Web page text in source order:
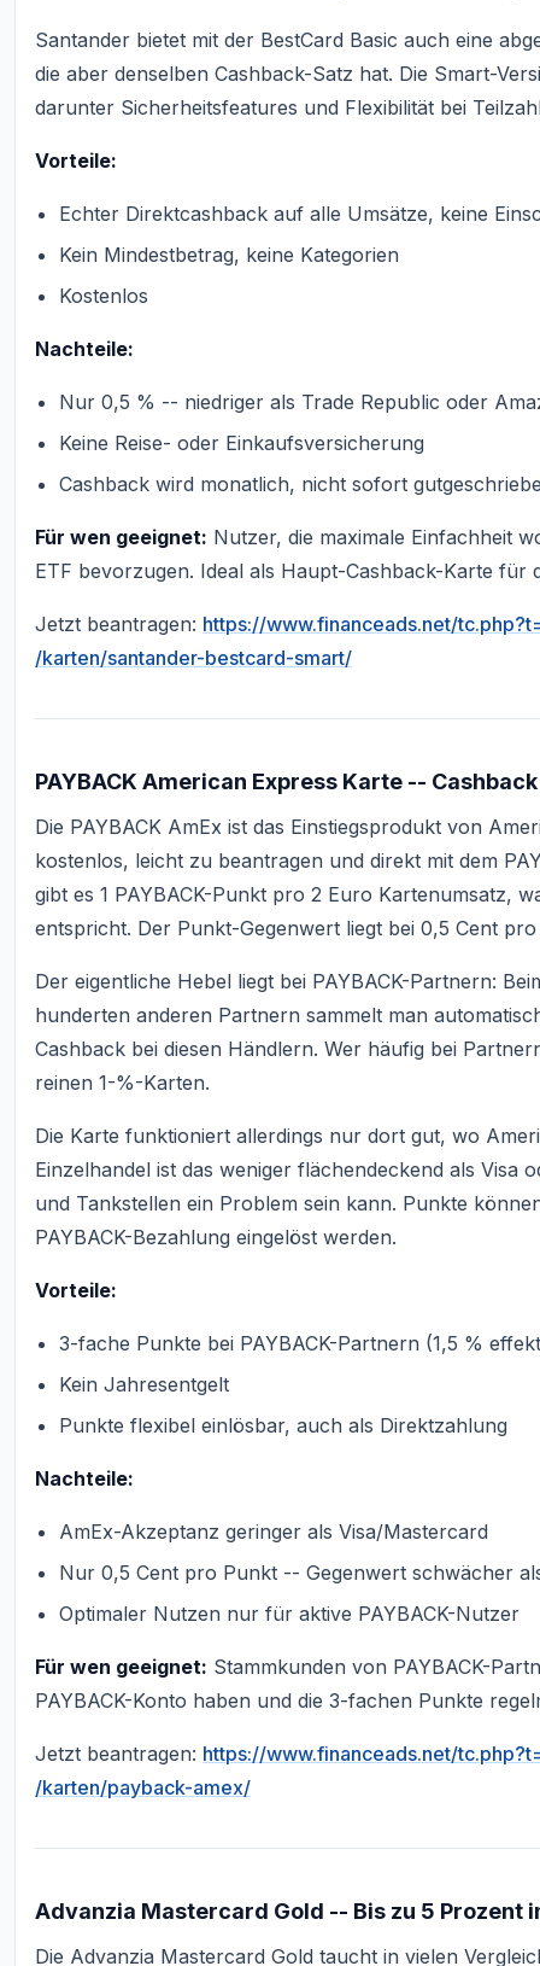
Santander bietet mit der BestCard Basic auch eine
die aber denselben Cashback-Satz hat. Die Smart-
darunter Sicherheitsfeatures und Flexibilität bei
Vorteile:
Echter Direktcashback auf alle Umsätze, keine
Kein Mindestbetrag, keine Kategorien
Kostenlos
Nachteile:
Nur 0,5 % -- niedriger als Trade Republic oder
Keine Reise- oder Einkaufsversicherung
Cashback wird monatlich, nicht sofort
Für wen geeignet: Nutzer, die maximale Einfachheit
ETF bevorzugen. Ideal als Haupt-Cashback-Karte für
Jetzt beantragen: https://www.financeads.net/
/karten/santander-bestcard-smart/
PAYBACK American Express Karte --
Die PAYBACK AmEx ist das Einstiegsprodukt von
kostenlos, leicht zu beantragen und direkt mit dem
gibt es 1 PAYBACK-Punkt pro 2 Euro Kartenumsatz,
entspricht. Der Punkt-Gegenwert liegt bei 0,5 Cent
Der eigentliche Hebel liegt bei PAYBACK-Partnern:
hunderten anderen Partnern sammelt man
Cashback bei diesen Händlern. Wer häufig bei
reinen 1-%-Karten.
Die Karte funktioniert allerdings nur dort gut, wo
Einzelhandel ist das weniger flächendeckend als Visa
und Tankstellen ein Problem sein kann. Punkte
PAYBACK-Bezahlung eingelöst werden.
Vorteile:
3-fache Punkte bei PAYBACK-Partnern (1,5 %
Kein Jahresentgelt
Punkte flexibel einlösbar, auch als Direktzahlung
Nachteile:
AmEx-Akzeptanz geringer als Visa/Mastercard
Nur 0,5 Cent pro Punkt -- Gegenwert schwächer
Optimaler Nutzen nur für aktive PAYBACK-Nutzer
Für wen geeignet: Stammkunden von PAYBACK-
PAYBACK-Konto haben und die 3-fachen Punkte
Jetzt beantragen: https://www.financeads.net/
/karten/payback-amex/
Advanzia Mastercard Gold -- Bis zu 5 Prozent
Die Advanzia Mastercard Gold taucht in vielen